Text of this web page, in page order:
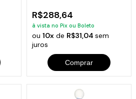
R$288,64
à vista no Pix ou Boleto
ou 10xde R$31,04 sem
juros
Comprar